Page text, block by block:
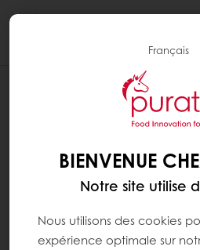
BIENVENUE
Notre site utilise
Nous utilisons des cookies
expérience optimale sur